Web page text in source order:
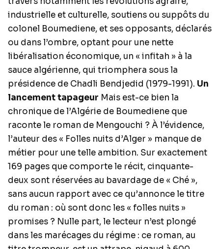
industrielle et culturelle, soutiens ou suppôts du
colonel Boumediene, et ses opposants, déclarés
ou dans l’ombre, optant pour une nette
libéralisation économique, un « infitah » à la
sauce algérienne, qui triomphera sous la
présidence de Chadli Bendjedid (1979-1991). Un
lancement tapageur Mais est-ce bien la
chronique de l’Algérie de Boumediene que
raconte le roman de Mengouchi ? À l’évidence,
l’auteur des « Folles nuits d’Alger » manque de
métier pour une telle ambition. Sur exactement
169 pages que comporte le récit, cinquante-
deux sont réservées au bavardage de « Ché »,
sans aucun rapport avec ce qu’annonce le titre
du roman : où sont donc les « folles nuits »
promises ? Nulle part, le lecteur n’est plongé
dans les marécages du régime : ce roman, au